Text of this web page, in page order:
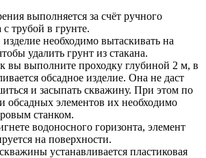
выполняется за счёт ручного
трубой в грунте.
необходимо вытаскивать на
удалить грунт из стакана.
вы выполните проходку глубиной 2 м, в
обсадное изделие. Она не даст
и засыпать скважину. При этом по
обсадных элементов их необходимо
станком.
водоносного горизонта, элемент
на поверхности.
устанавливается пластиковая